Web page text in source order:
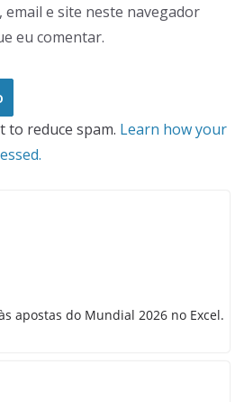
email e site neste navegador
eu comentar.
to reduce spam. Learn how your
apostas do Mundial 2026 no Excel.